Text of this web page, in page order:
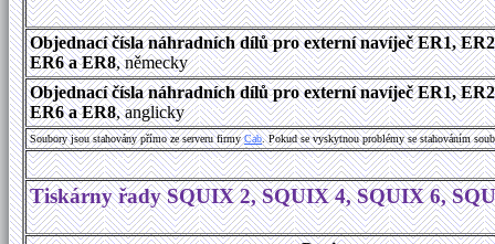
Objednací čísla náhradních dílů pro externí navíječ ER1,
ER6 a ER8, německy
Objednací čísla náhradních dílů pro externí navíječ ER1,
ER6 a ER8, anglicky
Soubory jsou stahovány přímo ze serveru firmyCab. Pokud se vyskytnou problémy se stahováním
Tiskárny řady SQUIX 2, SQUIX 4, SQUIX 6,